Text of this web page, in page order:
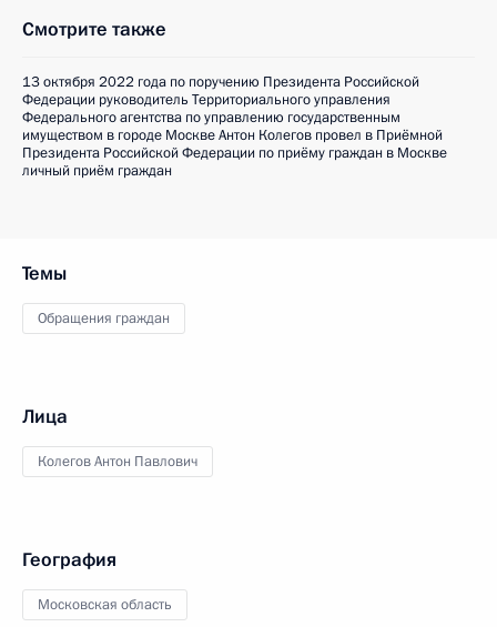
Смотрите также
13 октября 2022 года по поручению Президента Российской
Федерации руководитель Территориального управления
Федерального агентства по управлению государственным
имуществом в городе Москве Антон Колегов провел в Приёмной
Президента Российской Федерации по приёму граждан в Москве
личный приём граждан
Темы
Обращения граждан
Лица
Колегов Антон Павлович
География
Московская область